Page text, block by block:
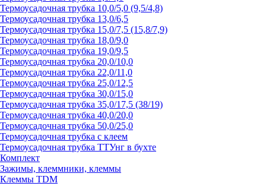
Термоусадочная трубка 10,0/5,0 (9,5/4,8)
Термоусадочная трубка 13,0/6,5
Термоусадочная трубка 15,0/7,5 (15,8/7,9)
Термоусадочная трубка 18,0/9,0
Термоусадочная трубка 19,0/9,5
Термоусадочная трубка 20,0/10,0
Термоусадочная трубка 22,0/11,0
Термоусадочная трубка 25,0/12,5
Термоусадочная трубка 30,0/15,0
Термоусадочная трубка 35,0/17,5 (38/19)
Термоусадочная трубка 40,0/20,0
Термоусадочная трубка 50,0/25,0
Термоусадочная трубка с клеем
Термоусадочная трубка ТТУнг в бухте
Комплект
Зажимы, клеммники, клеммы
Клеммы TDM